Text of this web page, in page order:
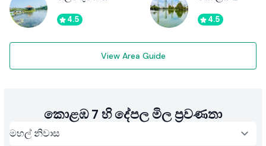
4.5 4.5
View Area Guide
කොළඹ 7 හි දේපල මිල ප්‍රවණතා